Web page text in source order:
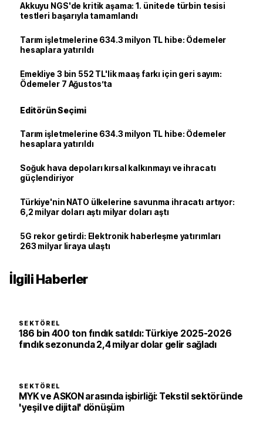
Akkuyu NGS'de kritik aşama: 1. ünitede türbin tesisi
testleri başarıyla tamamlandı
Tarım işletmelerine 634.3 milyon TL hibe: Ödemeler
hesaplara yatırıldı
Emekliye 3 bin 552 TL'lik maaş farkı için geri sayım:
Ödemeler 7 Ağustos’ta
Editörün Seçimi
Tarım işletmelerine 634.3 milyon TL hibe: Ödemeler
hesaplara yatırıldı
Soğuk hava depoları kırsal kalkınmayı ve ihracatı
güçlendiriyor
Türkiye'nin NATO ülkelerine savunma ihracatı artıyor:
6,2 milyar doları aştı milyar doları aştı
5G rekor getirdi: Elektronik haberleşme yatırımları
263 milyar liraya ulaştı
İlgili Haberler
SEKTÖREL
186 bin 400 ton fındık satıldı: Türkiye 2025-2026
fındık sezonunda 2,4 milyar dolar gelir sağladı
SEKTÖREL
MYK ve ASKON arasında işbirliği: Tekstil sektöründe
'yeşil ve dijital' dönüşüm